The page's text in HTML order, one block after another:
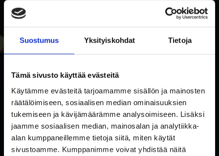
Suostumus Yksityiskohdat Tietoja
Tämä sivusto käyttää evästeitä
Käytämme evästeitä tarjoamamme sisällön ja mainosten
räätälöimiseen, sosiaalisen median ominaisuuksien
tukemiseen ja kävijämäärämme analysoimiseen. Lisäksi
jaamme sosiaalisen median, mainosalan ja analytiikka-
alan kumppaneillemme tietoja siitä, miten käytät
sivustoamme. Kumppanimme voivat yhdistää näitä
SUBSCRIBE TO RAKETTITUKKU'S NEWSLETTER
Subscribe to our newsletter and be the first to know about
new products and special offers!
Privacy
policy
I accept the use of my data in accordance with the
privacy policy.*